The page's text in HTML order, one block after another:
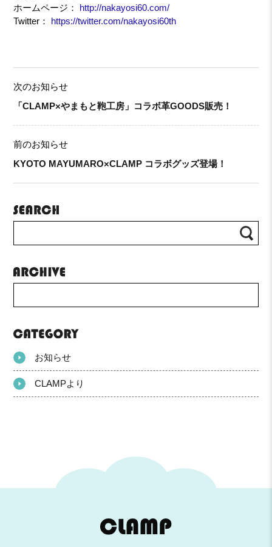
ホームページ： http://nakayosi60.com/
Twitter： https://twitter.com/nakayosi60th
次のお知らせ
「CLAMP×やまもと鞄工房」コラボ革GOODS販売！
前のお知らせ
KYOTO MAYUMARO×CLAMP コラボグッズ登場！
お知らせ
CLAMPより